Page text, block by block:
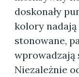
doskonały
kolory nadają
stonowane,
wprowadzają
Niezależnie